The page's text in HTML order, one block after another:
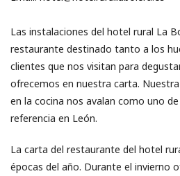
Las instalaciones del hotel rural La
restaurante destinado tanto a los
clientes que nos visitan para
ofrecemos en nuestra carta.
en la cocina nos avalan como uno
referencia en León.
La carta del restaurante del hotel
épocas del año. Durante el invierno